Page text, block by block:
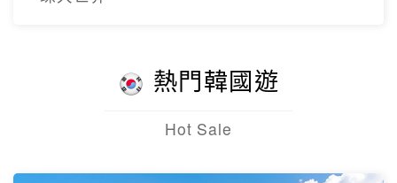
熱門韓國遊
Hot Sale